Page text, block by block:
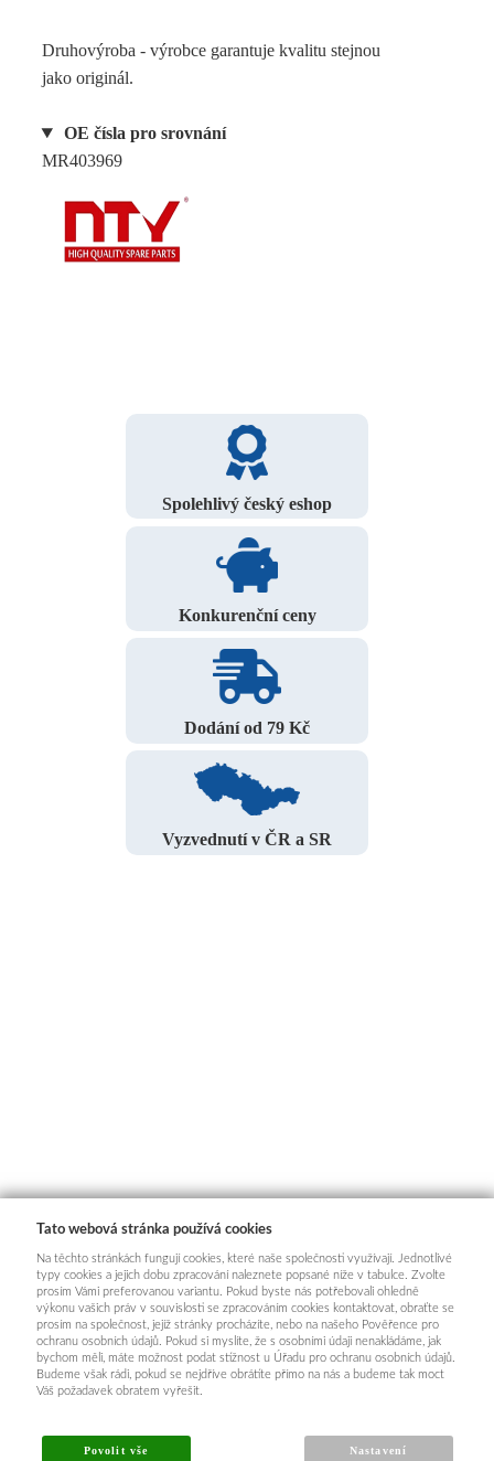
Druhovýroba - výrobce garantuje kvalitu stejnou
jako originál.
OE čísla pro srovnání
MR403969
Spolehlivý český eshop
Konkurenční ceny
Dodání od 79 Kč
Vyzvednutí v ČR a SR
Tato webová stránka používá cookies
Na těchto stránkách fungují cookies, které naše společnosti využívají. Jednotlivé
typy cookies a jejich dobu zpracování naleznete popsané níže v tabulce. Zvolte
prosím Vámi preferovanou variantu. Pokud byste nás potřebovali ohledně
výkonu vašich práv v souvislosti se zpracováním cookies kontaktovat, obraťte se
prosím na společnost, jejíž stránky procházíte, nebo na našeho Pověřence pro
ochranu osobních údajů. Pokud si myslíte, že s osobními údaji nenakládáme, jak
bychom měli, máte možnost podat stížnost u Úřadu pro ochranu osobních údajů.
Budeme však rádi, pokud se nejdříve obrátíte přímo na nás a budeme tak moct
Váš požadavek obratem vyřešit.
Povolit vše Nastavení